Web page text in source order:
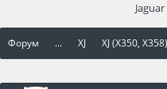
Форум ... XJ XJ (X350, X358)